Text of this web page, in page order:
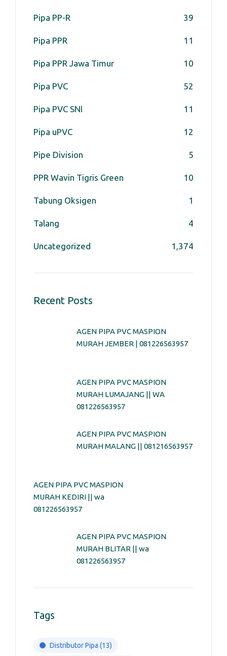
Pipa PP-R 39
Pipa PPR 11
Pipa PPR Jawa Timur 10
Pipa PVC 52
Pipa PVC SNI 11
Pipa uPVC 12
Pipe Division 5
PPR Wavin Tigris Green 10
Tabung Oksigen 1
Talang 4
Uncategorized 1,374
Recent Posts
AGEN PIPA PVC MASPION
MURAH JEMBER | 081226563957
AGEN PIPA PVC MASPION
MURAH LUMAJANG || WA
081226563957
AGEN PIPA PVC MASPION
MURAH MALANG || 081216563957
AGEN PIPA PVC MASPION
MURAH KEDIRI || wa
081226563957
AGEN PIPA PVC MASPION
MURAH BLITAR || wa
081226563957
Tags
Distributor Pipa (13)